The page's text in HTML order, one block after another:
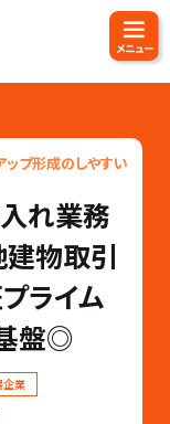
ップ形成のしやすい
れ業務
物取引
ライム
盤◎
企業